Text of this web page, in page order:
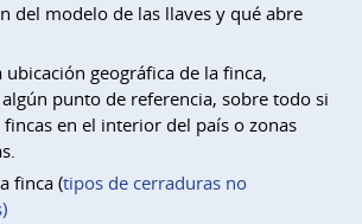
del modelo de las llaves y qué abre
geográfica de la finca,
punto de referencia, sobre todo si
fincas en el interior del país o zonas
finca (tipos de cerraduras no
)